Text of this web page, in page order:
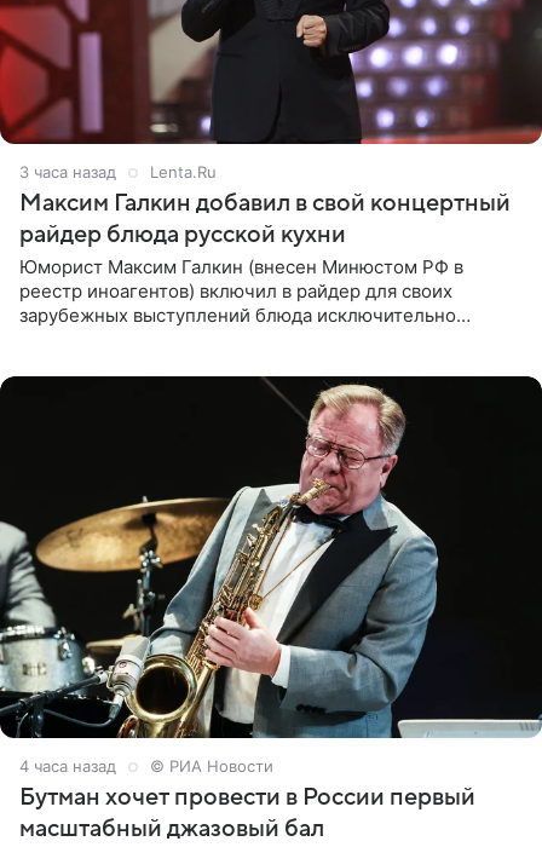
3 часа назад Lenta.Ru
Максим Галкин добавил в свой концертный
райдер блюда русской кухни
Юморист Максим Галкин (внесен Минюстом РФ в
реестр иноагентов) включил в райдер для своих
зарубежных выступлений блюда исключительно
4 часа назад © РИА Новости
Бутман хочет провести в России первый
масштабный джазовый бал